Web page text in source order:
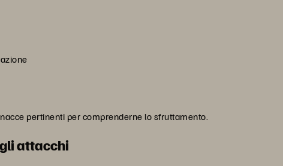
pertinenti per comprenderne lo sfruttamento.
attacchi